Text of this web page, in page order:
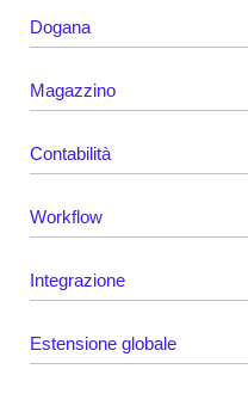
Dogana
Magazzino
Contabilità
Workflow
Integrazione
Estensione globale